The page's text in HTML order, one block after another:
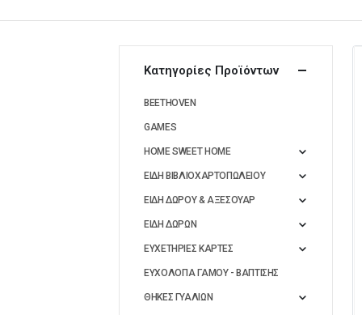
Κατηγορίες Προϊόντων
BEETHOVEN
GAMES
HOME SWEET HOME
ΕΙΔΗ ΒΙΒΛΙΟΧΑΡΤΟΠΩΛΕΙΟΥ
ΕΙΔΗ ΔΩΡΟΥ & ΑΞΕΣΟΥΑΡ
ΕΙΔΗ ΔΩΡΩΝ
ΕΥΧΕΤΗΡΙΕΣ ΚΑΡΤΕΣ
ΕΥΧΟΛΟΓΙΑ ΓΑΜΟΥ - ΒΑΠΤΙΣΗΣ
ΘΗΚΕΣ ΓΥΑΛΙΩΝ